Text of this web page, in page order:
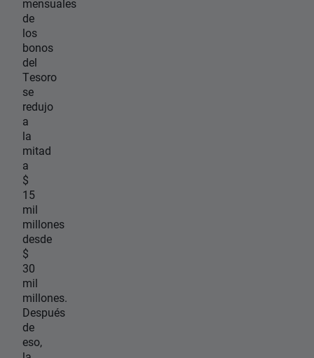
mensuales
de
los
bonos
del
Tesoro
se
redujo
a
la
mitad
a
$
15
mil
millones
desde
$
30
mil
millones.
Después
de
eso,